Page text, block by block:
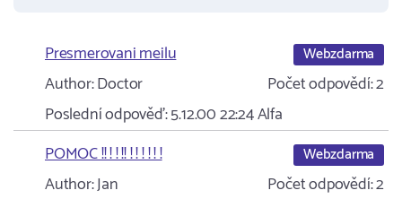
Presmerovani meilu Webzdarma
Author:Doctor Počet odpovědí:2
Poslední odpověď:5.12.00 22:24Alfa
POMOC !! ! ! !! ! ! ! ! ! !
Webzdarma
Author:Jan Počet odpovědí:2